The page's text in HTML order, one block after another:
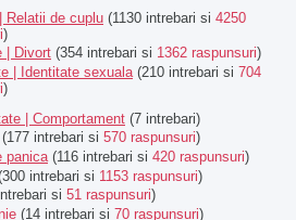
Relatii de cuplu (1130 intrebari si 4250
)
| Divort (354 intrebari si 1362 raspunsuri)
| Identitate sexuala (210 intrebari si 704
)
| Comportament (7 intrebari)
(177 intrebari si 570 raspunsuri)
panica(116 intrebari si 420 raspunsuri)
intrebari si 1153 raspunsuri)
si 51 raspunsuri)
(14 intrebari si 70 raspunsuri)